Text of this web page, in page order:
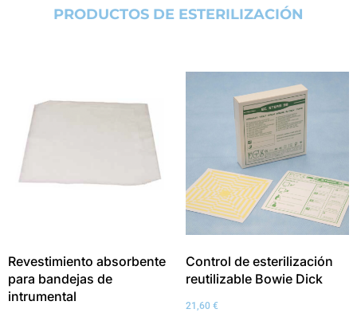
PRODUCTOS DE ESTERILIZACIÓN
Revestimiento absorbente
para bandejas de
intrumental
Control de esterilización
reutilizable Bowie Dick
21,60 €